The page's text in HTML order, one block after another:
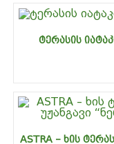
ᲢᲔᲠᲐᲡᲘᲡ
ASTRA – ᲮᲘᲡ